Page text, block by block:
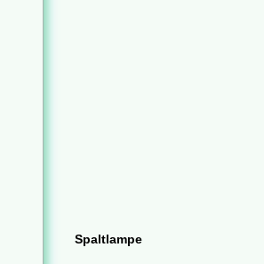
Spaltlampe